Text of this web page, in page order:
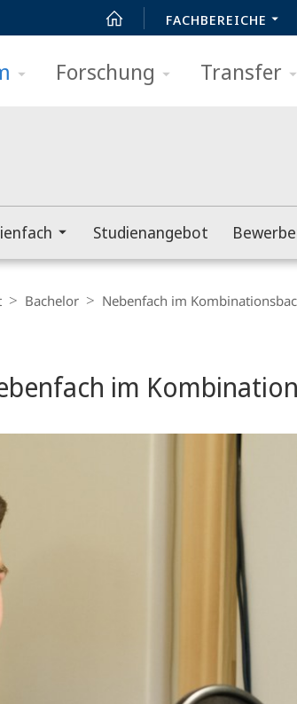
FACHBEREICHE
Forschung Transfer
Studienangebot
Bachelor Nebenfach im
im